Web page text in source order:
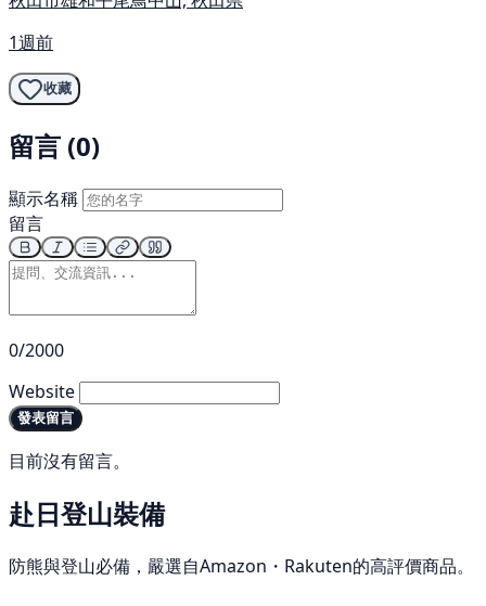
1週前
收藏
留言 (0)
顯示名稱
留言
0/2000
Website
發表留言
目前沒有留言。
赴日登山裝備
防熊與登山必備，嚴選自Amazon・Rakuten的高評價商品。